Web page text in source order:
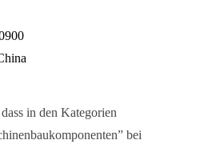
in den Kategorien
bei